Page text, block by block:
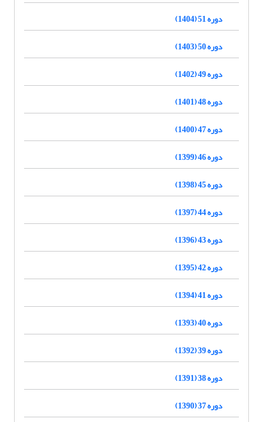
دوره 51 (1404)
دوره 50 (1403)
دوره 49 (1402)
دوره 48 (1401)
دوره 47 (1400)
دوره 46 (1399)
دوره 45 (1398)
دوره 44 (1397)
دوره 43 (1396)
دوره 42 (1395)
دوره 41 (1394)
دوره 40 (1393)
دوره 39 (1392)
دوره 38 (1391)
دوره 37 (1390)